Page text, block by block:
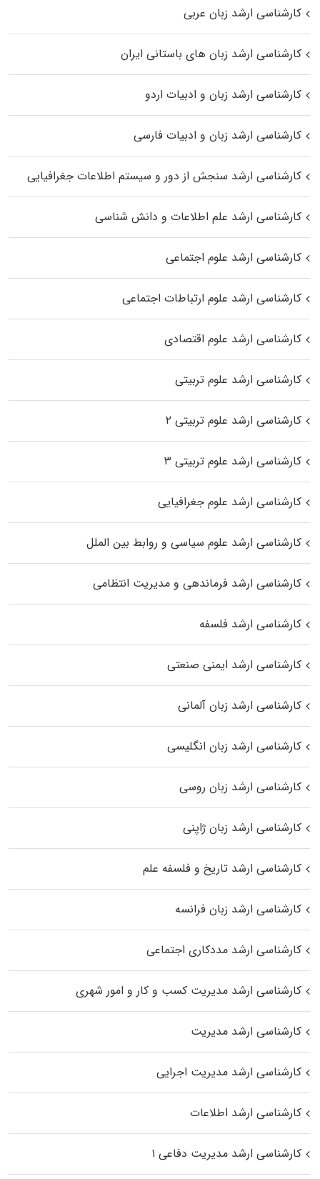
کارشناسی ارشد زبان عربی
کارشناسی ارشد زبان‌ های باستانی ایران
کارشناسی ارشد زبان و ادبیات اردو
کارشناسی ارشد زبان و ادبیات فارسی
کارشناسی ارشد سنجش از دور و سیستم اطلاعات جغرافیایی
کارشناسی ارشد علم اطلاعات و دانش شناسی
کارشناسی ارشد علوم اجتماعی
کارشناسی ارشد علوم ارتباطات اجتماعی
کارشناسی ارشد علوم اقتصادی
کارشناسی ارشد علوم تربیتی
کارشناسی ارشد علوم تربیتی ۲
کارشناسی ارشد علوم تربیتی ۳
کارشناسی ارشد علوم جغرافیایی
کارشناسی ارشد علوم سیاسی و روابط بین الملل
کارشناسی ارشد فرماندهی و مدیریت انتظامی
کارشناسی ارشد فلسفه
کارشناسی ارشد ایمنی صنعتی
کارشناسی ارشد زبان آلمانی
کارشناسی ارشد زبان انگلیسی
کارشناسی ارشد زبان روسی
کارشناسی ارشد زبان ژاپنی
کارشناسی ارشد تاریخ و فلسفه علم
کارشناسی ارشد زبان فرانسه
کارشناسی ارشد مددکاری اجتماعی
کارشناسی ارشد مدیریت کسب و کار و امور شهری
کارشناسی ارشد مدیریت
کارشناسی ارشد مدیریت اجرایی
کارشناسی ارشد اطلاعات
کارشناسی ارشد مدیریت دفاعی ۱